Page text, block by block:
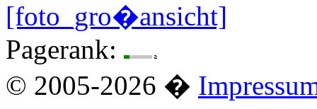
[foto_gro�ansicht]
Pagerank:
© 2005-2026 �